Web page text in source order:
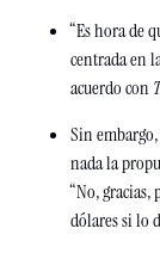
“Es hora de
centrada en
acuerdo con
Sin
nada la
“No,
dólares si lo